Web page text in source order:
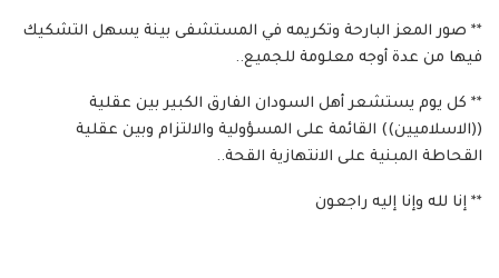
** صور المعز البارحة وتكريمه في المستشفى بينة يسهل التشكيك
فيها من عدة أوجه معلومة للجميع..
** كل يوم يستشعر أهل السودان الفارق الكبير بين عقلية
((الاسلاميين)) القائمة على المسؤولية والالتزام وبين عقلية
القحاطة المبنية على الانتهازية القحة..
** إنا لله وإنا إليه راجعون